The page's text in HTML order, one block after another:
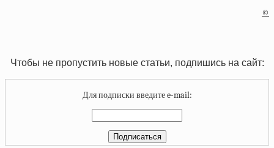
©
Чтобы не пропустить новые статьи, подпишись на сайт:
Для подписки введите e-mail: